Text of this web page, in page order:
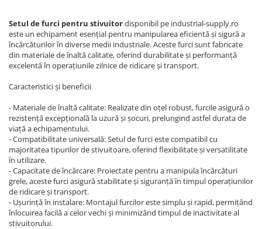
Setul de furci pentru stivuitordisponibil pe industrial-supply.ro
este un echipament esențial pentru manipularea eficientă și sigură a
încărcăturilor în diverse medii industriale. Aceste furci sunt fabricate
din materiale de înaltă calitate, oferind durabilitate și performanță
excelentă în operațiunile zilnice de ridicare și transport.
Caracteristici și beneficii
- Materiale de înaltă calitate: Realizate din oțel robust, furcile asigură o
rezistență excepțională la uzură și șocuri, prelungind astfel durata de
viață a echipamentului.
- Compatibilitate universală: Setul de furci este compatibil cu
majoritatea tipurilor de stivuitoare, oferind flexibilitate și versatilitate
în utilizare.
- Capacitate de încărcare: Proiectate pentru a manipula încărcături
grele, aceste furci asigură stabilitate și siguranță în timpul operațiunilor
de ridicare și transport.
- Ușurință în instalare: Montajul furcilor este simplu și rapid, permițând
înlocuirea facilă a celor vechi și minimizând timpul de inactivitate al
stivuitorului.